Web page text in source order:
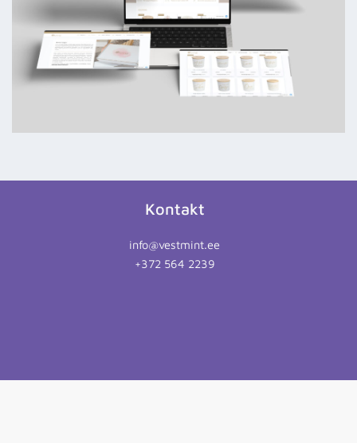
Kontakt
info@vestmint.ee
+372 564 2239